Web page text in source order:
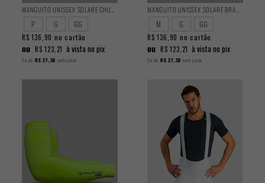
P G GG
R$ 136,90 no cartão
ou R$ 123,21 à vista no pix
5x de R$ 27,38 sem juros
M G GG
R$ 136,90 no cartão
ou R$ 123,21 à vista no pix
5x de R$ 27,38 sem juros